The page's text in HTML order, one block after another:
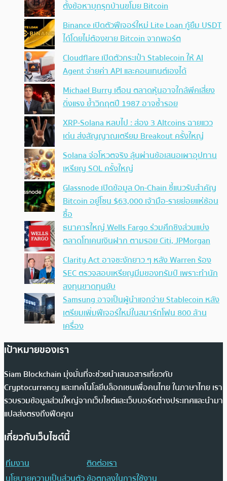
ตั้งข้อหาบุกรุกบ้านขโมย Bitcoin
Binance เปิดตัวฟีเจอร์ใหม่ Lite Loan กู้ยืม USDT
ได้โดยไม่ต้องขาย Bitcoin จากพอร์ต
Cloudflare เปิดตัวกระเป๋า Stablecoin ให้ AI
Agent จ่ายค่า API และคอนเทนต์เองได้
Michael Burry เตือน ตลาดหุ้นอาจใกล้พีคเสี่ยง
ดิ่งแรง ย้ำวิกฤตปี 1987 อาจซ้ำรอย
XRP-Solana หลบไป : ส่อง 3 Altcoins ฉายแวว
เด่น ส่งสัญญาณเตรียม Breakout ครั้งใหญ่
Solana จ่อโหวตจริง ลุ้นผ่านข้อเสนอเผาอุปทาน
เหรียญ SOL ครั้งใหญ่
Glassnode เปิดข้อมูล On-Chain ชี้แนวรับสำคัญ
Bitcoin อยู่โซน $63,000 เจ้ามือ-รายย่อยแห่ช้อน
ซื้อ
ธนาคารใหญ่ Wells Fargo ร่วมศึกชิงส่วนแบ่ง
ตลาดโทเคนเงินฝาก ตามรอย Citi, JPMorgan
Clarity Act อาจชะงักยาว ๆ หลัง Warren ร้อง
SEC ตรวจสอบเหรียญมีมของทรัมป์ เพราะทำนัก
ลงทุนขาดทุนยับ
Samsung อาจเป็นผู้นำแจกจ่าย Stablecoin หลัง
เตรียมเพิ่มฟีเจอร์ใหม่ในสมาร์ทโฟน 800 ล้าน
เครื่อง
เป้าหมายของเรา
Siam Blockchain มุ่งมั่นที่จะช่วยนำเสนอสารเกี่ยวกับ
Cryptocurrency และเทคโนโลยีบล็อกเชนเพื่อคนไทย ในภาษาไทย เรา
รวบรวมข้อมูลส่วนใหญ่จากเว็บไซต์และเว็บบอร์ดต่างประเทศและนำมา
แปลส่งตรงถึงฟีดคุณ
เกี่ยวกับเว็บไซต์นี้
ทีมงาน
ติดต่อเรา